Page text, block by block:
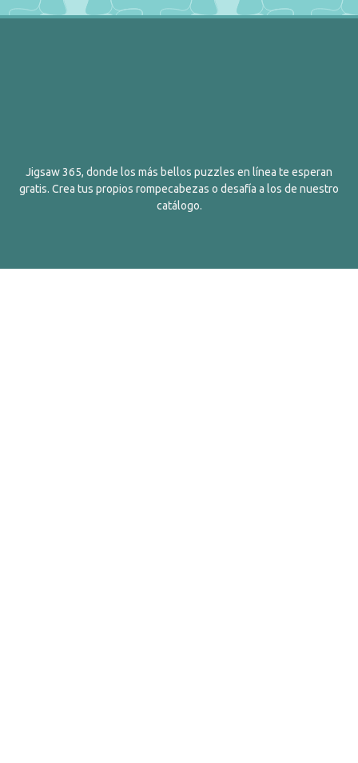
Jigsaw 365, donde los más bellos puzzles en línea te esperan
gratis. Crea tus propios rompecabezas o desafía a los de nuestro
catálogo.